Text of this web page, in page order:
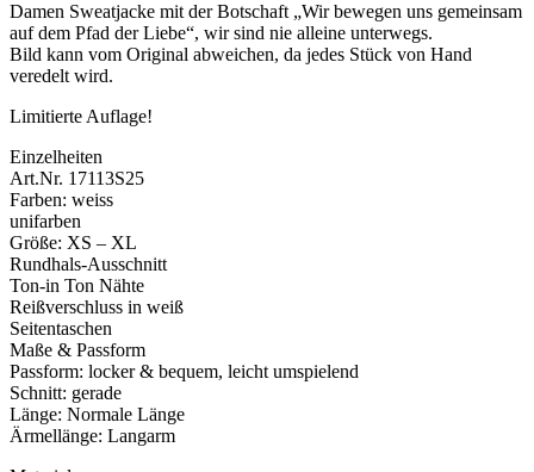
Damen Sweatjacke mit der Botschaft „Wir bewegen uns gemeinsam
auf dem Pfad der Liebe“, wir sind nie alleine unterwegs.
Bild kann vom Original abweichen, da jedes Stück von Hand
veredelt wird.
Limitierte Auflage!
Einzelheiten
Art.Nr. 17113S25
Farben: weiss
unifarben
Größe: XS – XL
Rundhals-Ausschnitt
Ton-in Ton Nähte
Reißverschluss in weiß
Seitentaschen
Maße & Passform
Passform: locker & bequem, leicht umspielend
Schnitt: gerade
Länge: Normale Länge
Ärmellänge: Langarm